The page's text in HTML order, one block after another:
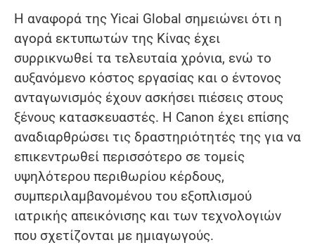
Η αναφορά της Yicai Global σημειώνει ότι η
αγορά εκτυπωτών της Κίνας έχει
συρρικνωθεί τα τελευταία χρόνια, ενώ το
αυξανόμενο κόστος εργασίας και ο έντονος
ανταγωνισμός έχουν ασκήσει πιέσεις στους
ξένους κατασκευαστές. Η Canon έχει επίσης
αναδιαρθρώσει τις δραστηριότητές της για να
επικεντρωθεί περισσότερο σε τομείς
υψηλότερου περιθωρίου κέρδους,
συμπεριλαμβανομένου του εξοπλισμού
ιατρικής απεικόνισης και των τεχνολογιών
που σχετίζονται με ημιαγωγούς.